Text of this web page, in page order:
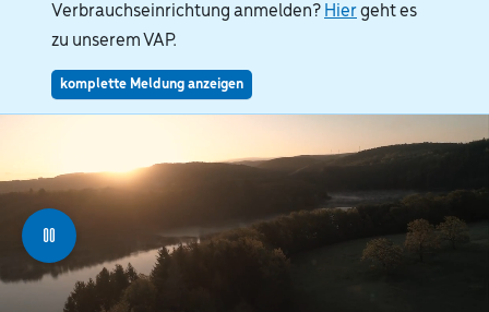
Verbrauchseinrichtung anmelden? Hiergeht es
zu unserem VAP.
komplette Meldung anzeigen